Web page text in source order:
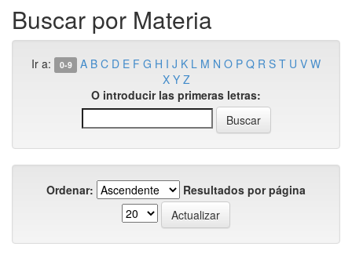
Buscar por Materia
Ir a: 0-9 A B C D E F G H I J K L M N O P Q R S T U V W
X Y Z
O introducir las primeras letras:
Ordenar: Resultados por página